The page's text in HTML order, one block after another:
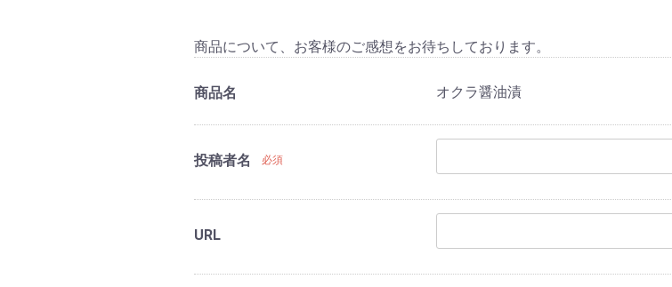
商品について、お客様のご感想をお待ちしております。
商品名 オクラ醤油漬
投稿者名 必須
URL